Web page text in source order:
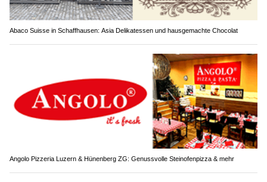
Abaco Suisse in Schaffhausen: Asia Delikatessen und hausgemachte Chocolat
Angolo Pizzeria Luzern & Hünenberg ZG: Genussvolle Steinofenpizza & mehr